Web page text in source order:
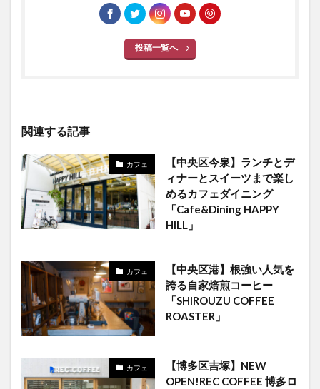
投稿一覧へ
関連する記事
カフェ
【中央区今泉】ランチとデ
ィナーとスイーツまで楽し
めるカフェダイニング
「Cafe&Dining HAPPY
HILL」
カフェ
【中央区港】根強い人気を
誇る自家焙煎コーヒー
「SHIROUZU COFFEE
ROASTER」
カフェ
【博多区吉塚】NEW
OPEN!REC COFFEE 博多ロ